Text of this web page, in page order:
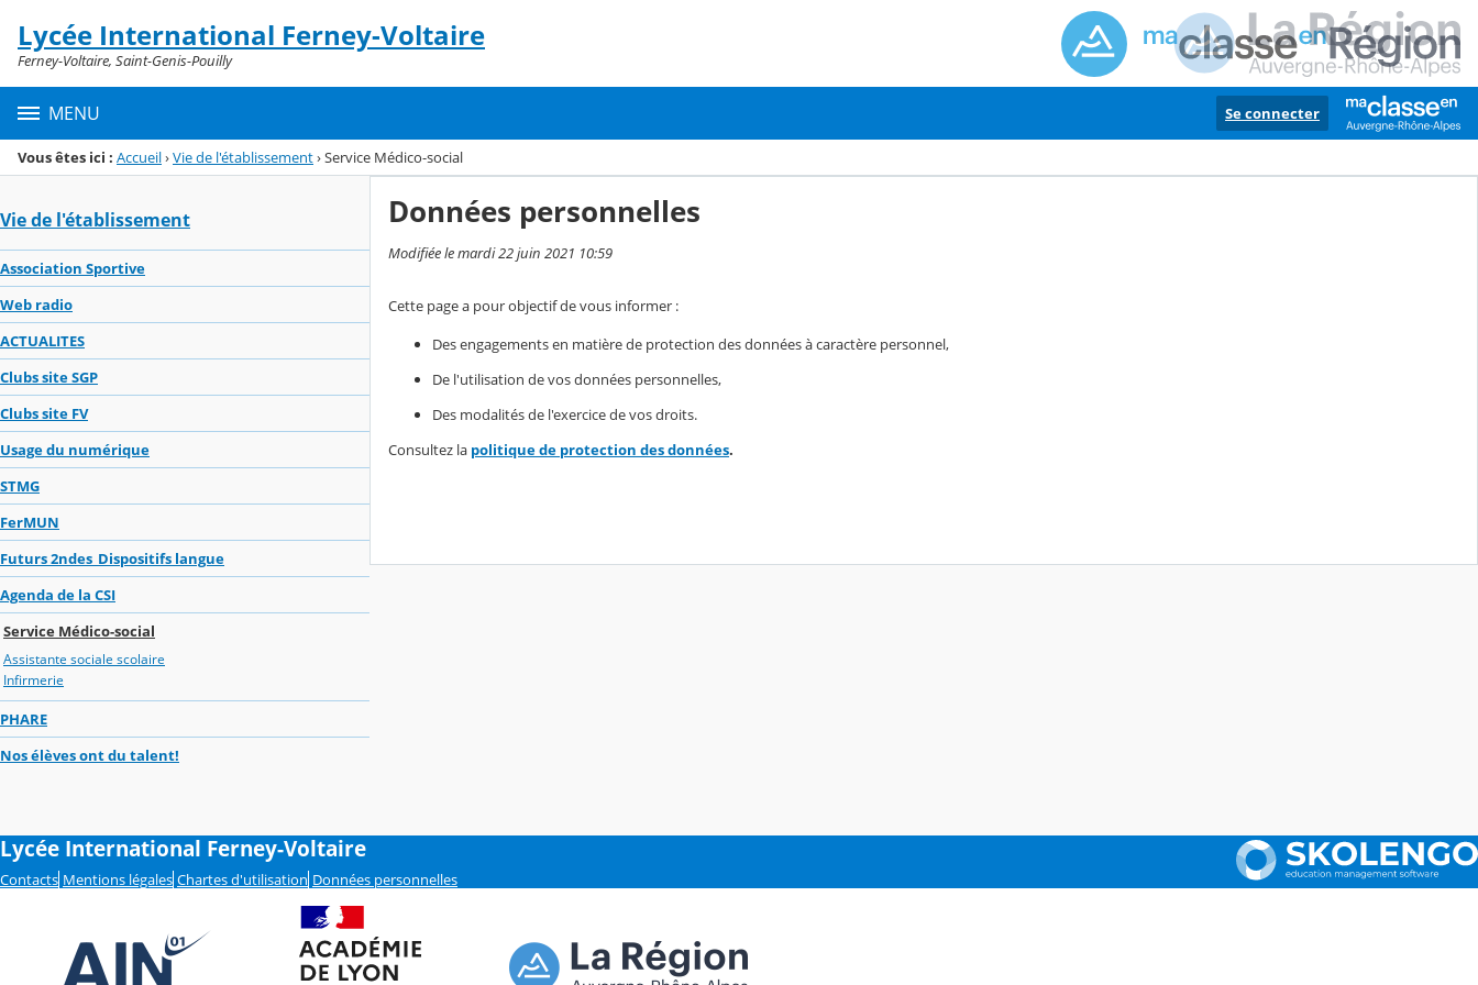
Menu de la rubrique
Contenu
Lycée International Ferney-Voltaire
Ferney-Voltaire, Saint-Genis-Pouilly
MENU Se connecter
Vous êtes ici : Accueil›Vie de l'établissement›Service Médico-social
Vie de l'établissement
Association Sportive
Web radio
ACTUALITES
Clubs site SGP
Clubs site FV
Usage du numérique
STMG
FerMUN
Futurs 2ndes_Dispositifs langue
Agenda de la CSI
Service Médico-social
Assistante sociale scolaire
Infirmerie
PHARE
Nos élèves ont du talent!
Données personnelles
Modifiée le mardi 22 juin 2021 10:59
Cette page a pour objectif de vous informer :
Des engagements en matière de protection des données à caractère personnel,
De l'utilisation de vos données personnelles,
Des modalités de l'exercice de vos droits.
Consultez la politique de protection des données.
Lycée International Ferney-Voltaire
Contacts Mentions légales Chartes d'utilisation Données personnelles